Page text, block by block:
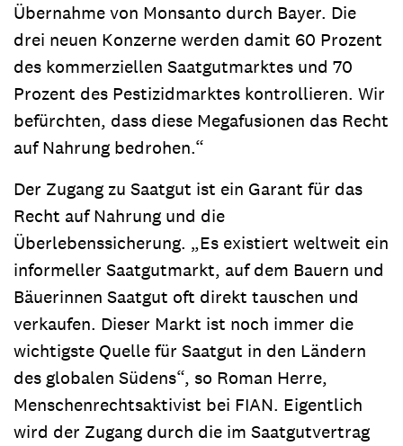
Übernahme von Monsanto durch Bayer. Die
drei neuen Konzerne werden damit 60 Prozent
des kommerziellen Saatgutmarktes und 70
Prozent des Pestizidmarktes kontrollieren. Wir
befürchten, dass diese Megafusionen das Recht
auf Nahrung bedrohen.“
Der Zugang zu Saatgut ist ein Garant für das
Recht auf Nahrung und die
Überlebenssicherung. „Es existiert weltweit ein
informeller Saatgutmarkt, auf dem Bauern und
Bäuerinnen Saatgut oft direkt tauschen und
verkaufen. Dieser Markt ist noch immer die
wichtigste Quelle für Saatgut in den Ländern
des globalen Südens“, so Roman Herre,
Menschenrechtsaktivist bei FIAN. Eigentlich
wird der Zugang durch die im Saatgutvertrag